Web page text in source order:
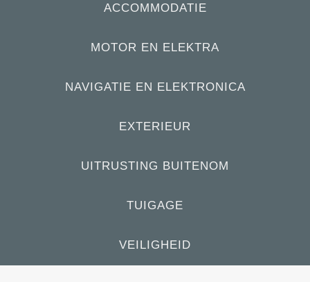
ACCOMMODATIE
MOTOR EN ELEKTRA
NAVIGATIE EN ELEKTRONICA
EXTERIEUR
UITRUSTING BUITENOM
TUIGAGE
VEILIGHEID